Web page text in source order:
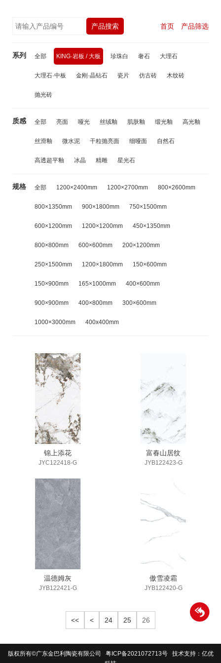
产品搜索 首页 产品筛选
系列 全部 KING·岩板 / 大板 珍珠白 奢石 大理石
大理石·中板 金刚·晶钻石 瓷片 仿古砖 木纹砖
抛光砖
质感 全部 亮面 哑光 丝绒釉 肌肤釉 缎光釉 高光釉
丝滑釉 微水泥 干粒抛亮面 细哑面 自然石
高透超平釉 冰晶 精雕 星光石
规格 全部 1200×2400mm 1200×2700mm 800×2600mm
800×1350mm 900×1800mm 750×1500mm
600×1200mm 1200×1200mm 450×1350mm
800×800mm 600×600mm 200×1200mm
250×1500mm 1200×1800mm 150×600mm
150×900mm 165×1000mm 400×600mm
900×900mm 400×800mm 300×600mm
1000×3000mm 400x400mm
锦上添花
JYC122418-G
富春山居纹
JYB122423-G
温德姆灰
JYB122421-G
傲雪凌霜
JYB122420-G
<< < 24 25 26
版权所有©广东金巴利陶瓷有限公司 粤ICP备2021072713号
技术支持：亿优